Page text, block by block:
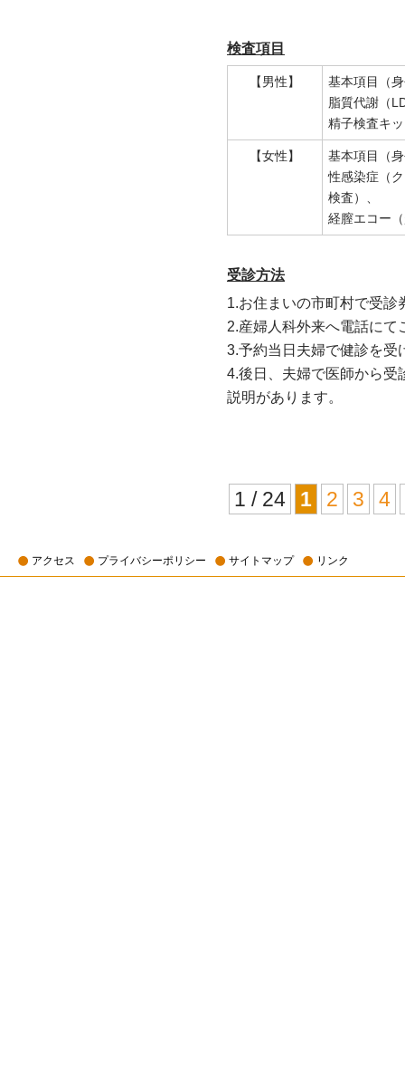
検査項目
【男性】
基本項目（
脂質代謝（
精子検査キ
【女性】
基本項目（
性感染症（
検査）、
経膣エコー
受診方法
1.お住まいの市町村で受診
2.産婦人科外来へ電話にて
3.予約当日夫婦で健診を受
4.後日、夫婦で医師から受
説明があります。
1 / 24 1 2 3 4
アクセス プライバシーポリシー サイトマップ リンク